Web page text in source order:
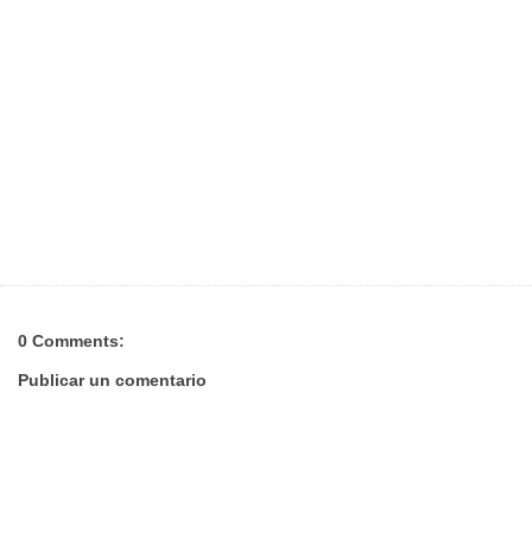
0 Comments:
Publicar un comentario